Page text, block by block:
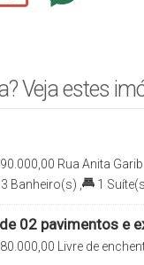
Veja estes
Rua Anita
Santa Catarina, Brasil
3 Banheiro(s) 1
02 pavimentos e
Livre de